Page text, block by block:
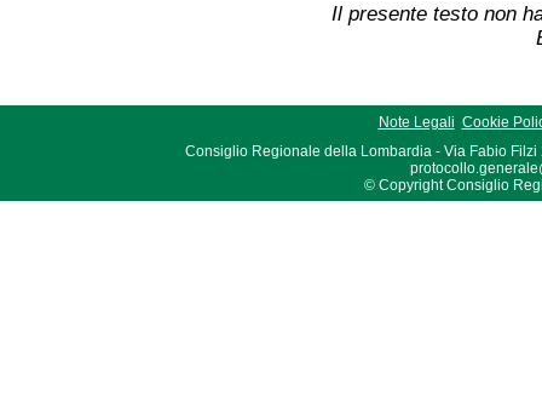
Il presente testo non
Note Legali Cookie
Consiglio Regionale della Lombardia - Via Fabio Filzi
© Copyright Consiglio